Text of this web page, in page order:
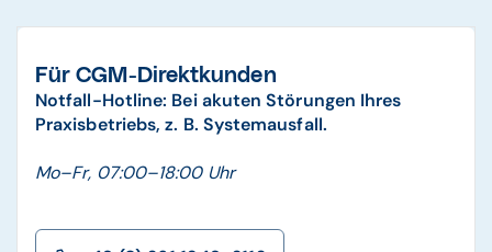
Für CGM-Direktkunden
Notfall-Hotline: Bei akuten Störungen Ihres
Praxisbetriebs, z. B. Systemausfall.
Mo–Fr, 07:00–18:00 Uhr